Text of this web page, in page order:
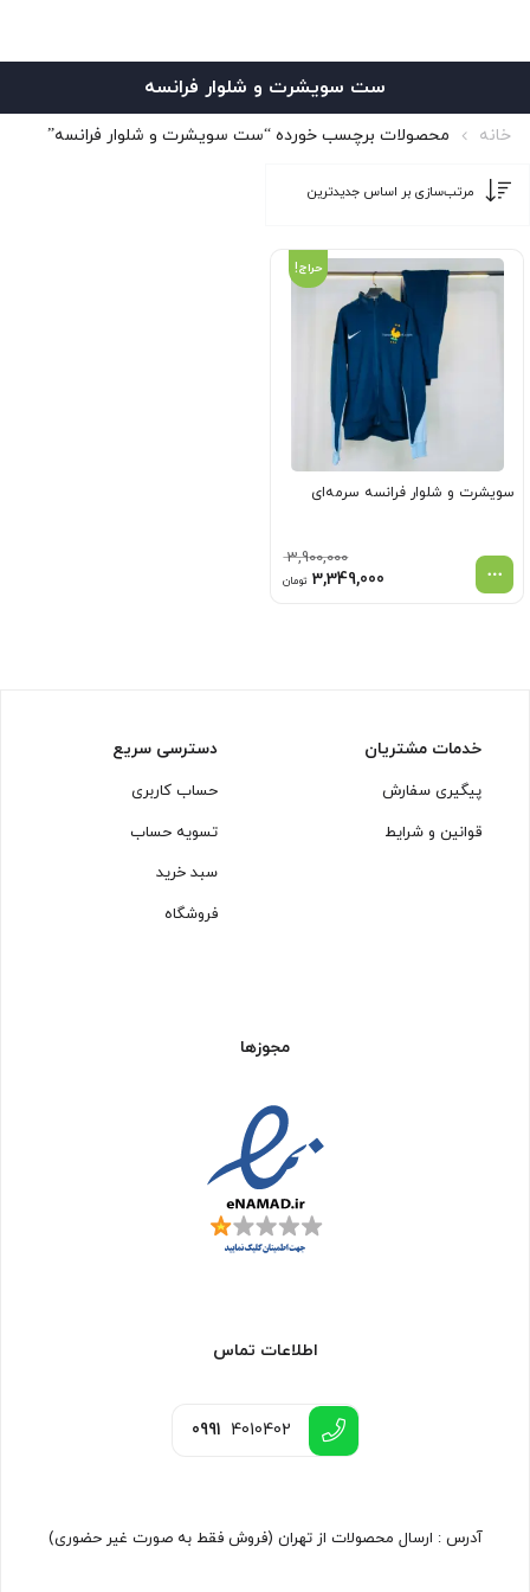
ست سویشرت و شلوار فرانسه
خانه محصولات برچسب خورده “ست سویشرت و شلوار فرانسه”
حراج!
سویشرت و شلوار فرانسه سرمه‌ای
3,900,000
قیمت
3,349,000 تومانقیمت
خدمات مشتریان
پیگیری سفارش
قوانین و شرایط
دسترسی سریع
حساب کاربری
تسویه حساب
سبد خرید
فروشگاه
مجوزها
اطلاعات تماس
0991 4010402
آدرس : ارسال محصولات از تهران (فروش فقط به صورت غیر حضوری)